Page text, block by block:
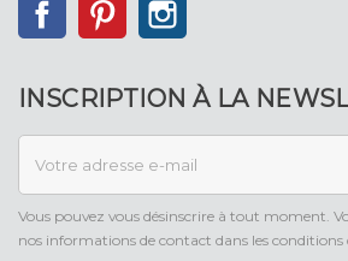
INSCRIPTION À LA
Vous pouvez vous désinscrire à tout moment.
nos informations de contact dans les